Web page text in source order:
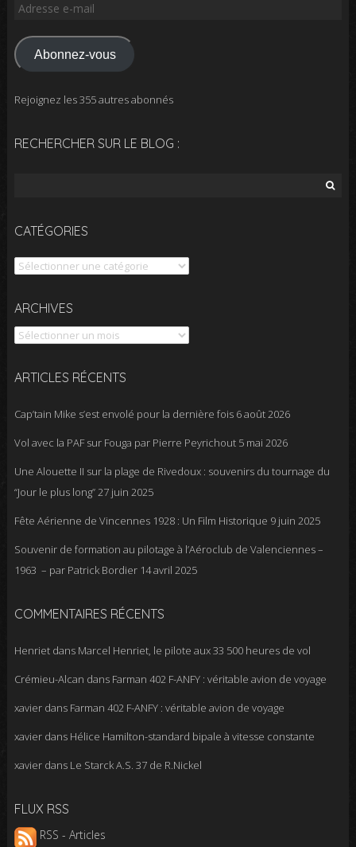
Adresse
mail
Abonnez-vous
Rejoignez les 355 autres abonnés
RECHERCHER SUR LE BLOG :
CATÉGORIES
Catégories
ARCHIVES
Archives
ARTICLES RÉCENTS
Cap’tain Mike s’est envolé pour la dernière fois 6 août 2026
Vol avec la PAF sur Fouga par Pierre Peyrichout 5 mai 2026
Une Alouette II sur la plage de Rivedoux : souvenirs du tournage du
“Jour le plus long”27 juin 2025
Fête Aérienne de Vincennes 1928 : Un Film Historique 9 juin 2025
Souvenir de formation au pilotage à l’Aéroclub de Valenciennes –
1963 – par Patrick Bordier 14 avril 2025
COMMENTAIRES RÉCENTS
Henrietdans Marcel Henriet, le pilote aux 33 500 heures de vol
Crémieu-Alcan dans Farman 402 F-ANFY : véritable avion de voyage
xavierdans Farman 402 F-ANFY : véritable avion de voyage
xavierdans Hélice Hamilton-standard bipale à vitesse constante
xavierdans Le Starck A.S. 37 de R.Nickel
FLUX RSS
RSS - Articles